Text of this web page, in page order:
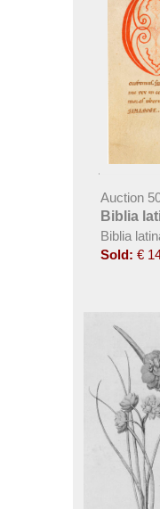
Auction
Biblia
Biblia
Sold: €